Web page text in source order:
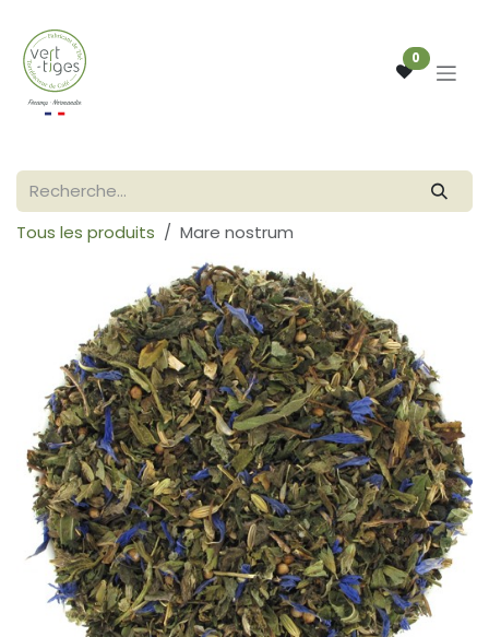
0
Tous les produits Mare nostrum